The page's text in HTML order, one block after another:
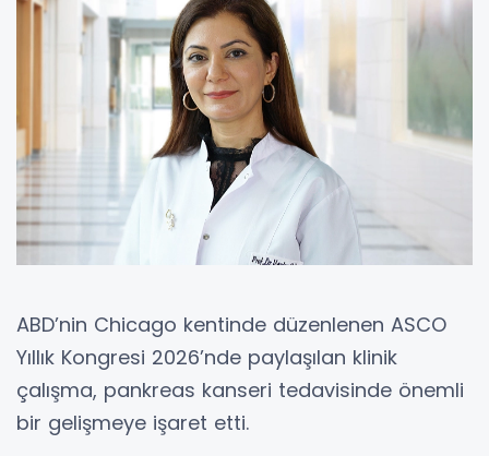
ABD’nin Chicago kentinde düzenlenen ASCO
Yıllık Kongresi 2026’nde paylaşılan klinik
çalışma, pankreas kanseri tedavisinde önemli
bir gelişmeye işaret etti.